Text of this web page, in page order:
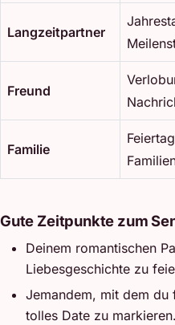
Langzeitpartner
Freund
Familie
Gute Zeitpunkte zum
Deinem romantischen
Liebesgeschichte zu
Jemandem, mit dem du
tolles Date zu markieren.